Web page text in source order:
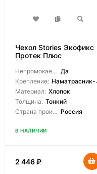
Чехол Stories Экофикс
Протек Плюс
Непромокаемый: Да
Крепление: Наматрасник-чехол
Материал: Хлопок
Толщина: Тонкий
Страна производитель: Россия
В НАЛИЧИИ
2 446₽